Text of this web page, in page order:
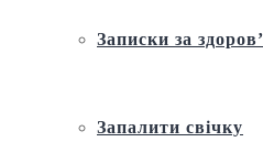
Записки за
Запалити свічку